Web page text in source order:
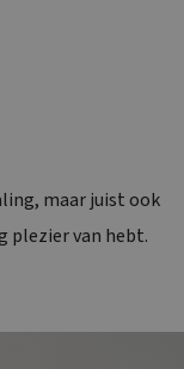
maar juist ook
plezier van hebt.